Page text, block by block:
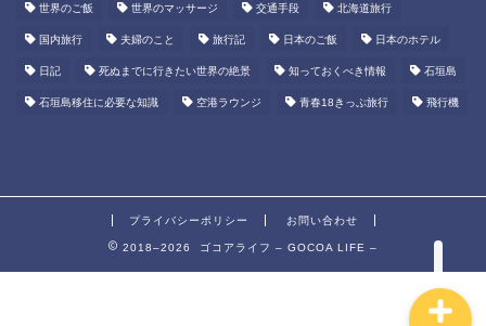
世界のご飯 世界のマッサージ 交通手段 北海道旅行
国内旅行 夫婦のこと 旅行記 日本のご飯 日本のホテル
日記 死ぬまでに行きたい世界の絶景 知っておくべき情報 石垣島
石垣島移住に必要な知識 空港ラウンジ 青春18きっぷ旅行 飛行機
プライバシーポリシー お問い合わせ
2018–2026 ゴコアライフ – GOCOA LIFE –
ホーム
ABOUT